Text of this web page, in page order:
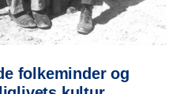
folkeminder og